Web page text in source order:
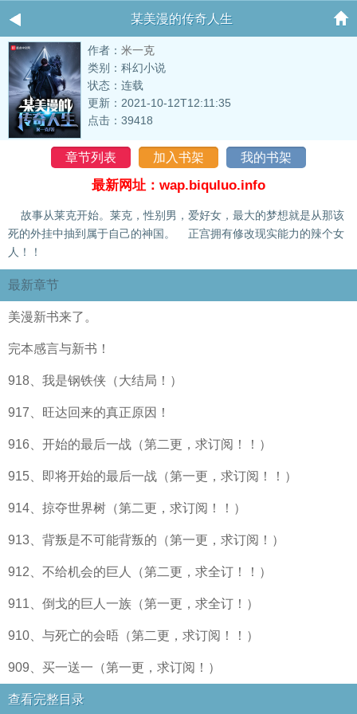
某美漫的传奇人生
作者： 米一克
类别：科幻小说
状态：连载
更新：2021-10-12T12:11:35
点击：39418
章节列表 加入书架 我的书架
最新网址：wap.biquluo.info
故事从莱克开始。莱克，性别男，爱好女，最大的梦想就是从那该
死的外挂中抽到属于自己的神国。 正宫拥有修改现实能力的辣个女
人！！
最新章节
美漫新书来了。
完本感言与新书！
918、我是钢铁侠（大结局！）
917、旺达回来的真正原因！
916、开始的最后一战（第二更，求订阅！！）
915、即将开始的最后一战（第一更，求订阅！！）
914、掠夺世界树（第二更，求订阅！！）
913、背叛是不可能背叛的（第一更，求订阅！）
912、不给机会的巨人（第二更，求全订！！）
911、倒戈的巨人一族（第一更，求全订！）
910、与死亡的会晤（第二更，求订阅！！）
909、买一送一（第一更，求订阅！）
查看完整目录